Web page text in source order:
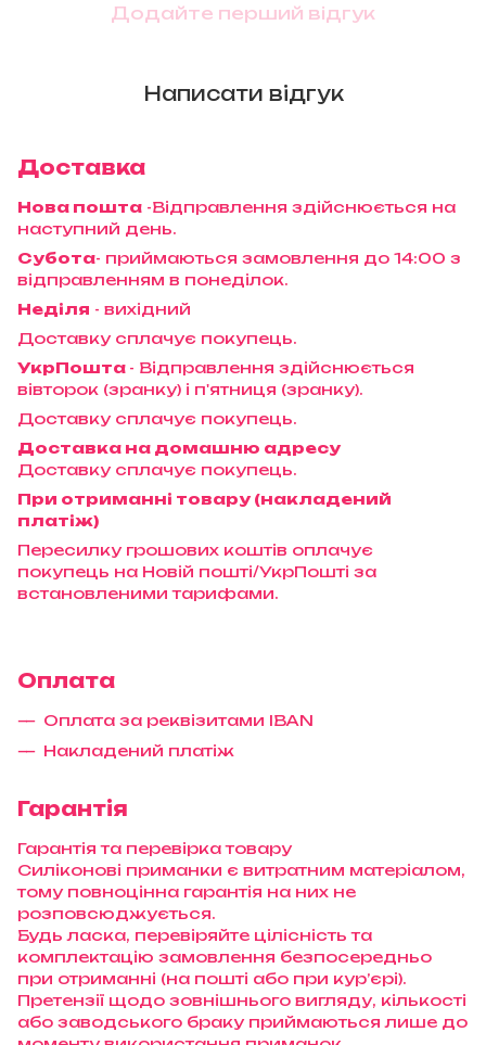
Додайте перший відгук
Написати відгук
Доставка
Нова пошта -Відправлення здійснюється на
наступний день.
Субота- приймаються замовлення до 14:00 з
відправленням в понеділок.
Неділя - вихідний
Доставку сплачує покупець.
УкрПошта - Відправлення здійснюється
вівторок (зранку) і п'ятниця (зранку).
Доставку сплачує покупець.
Доставка на домашню адресу
Доставку сплачує покупець.
При отриманні товару (накладений
платіж)
Пересилку грошових коштів оплачує
покупець на Новій пошті/УкрПошті за
встановленими тарифами.
Оплата
Оплата за реквізитами IBAN
Накладений платіж
Гарантія
Гарантія та перевірка товару
Силіконові приманки є витратним матеріалом,
тому повноцінна гарантія на них не
розповсюджується.
Будь ласка, перевіряйте цілісність та
комплектацію замовлення безпосередньо
при отриманні (на пошті або при кур’єрі).
Претензії щодо зовнішнього вигляду, кількості
або заводського браку приймаються лише до